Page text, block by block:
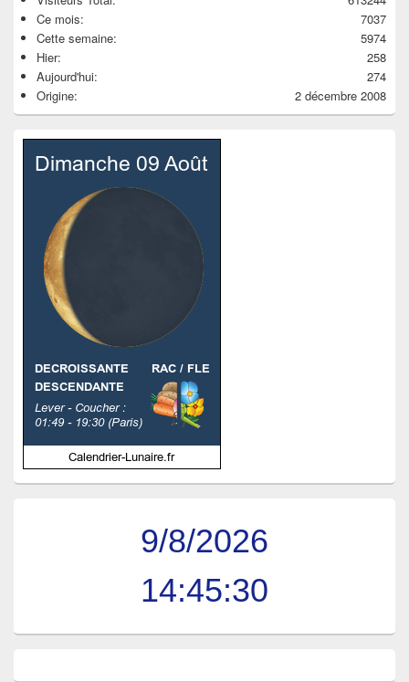
7037
Ce mois:
5974
Cette semaine:
258
Hier:
274
Aujourd'hui:
2 décembre 2008
Origine:
9/8/2026
14:45:31